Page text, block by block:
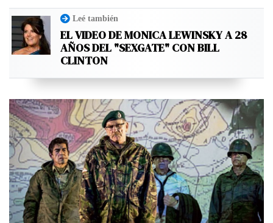
Leé también
EL VIDEO DE MONICA LEWINSKY A 28
AÑOS DEL "SEXGATE" CON BILL
CLINTON